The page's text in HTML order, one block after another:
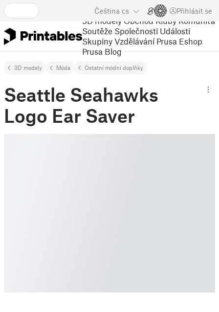
Čeština cs Přihlásit se
3D modely Obchod Kluby Komunita
Soutěže Společnosti Události
Skupiny Vzdělávání Prusa Eshop
Prusa Blog
3D modely Móda Ostatní módní doplňky
Seattle Seahawks
Logo Ear Saver